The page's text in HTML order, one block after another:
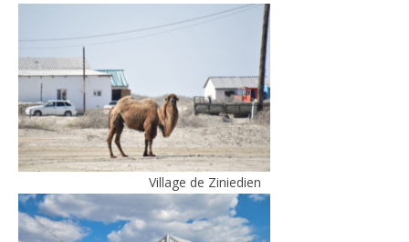
Village de Ziniedien